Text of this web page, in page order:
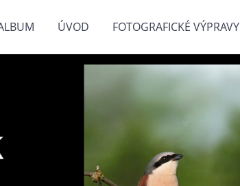
ÚVOD FOTOGRAFICKÉ VÝPRAVY